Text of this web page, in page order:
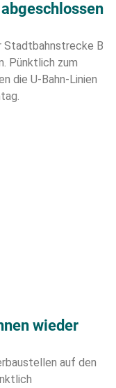
Stadtbahnstrecke B
Pünktlich zum
die U-Bahn-Linien
wieder
auf den